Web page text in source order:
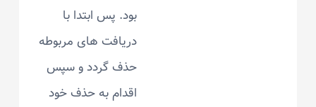
بود. پس ابتدا با
دریافت های مربوطه
حذف گردد و سپس
اقدام به حذف خود